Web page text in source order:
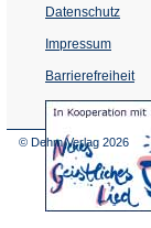
Datenschutz
Impressum
Barrierefreiheit
© Dehm Verlag 2026